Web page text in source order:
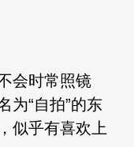
会时常照镜
为“自拍”的东
似乎有喜欢上